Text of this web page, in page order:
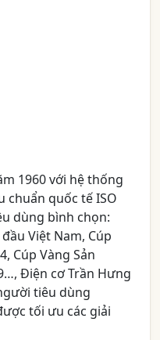
1960 với hệ thống
chuẩn quốc tế ISO
dùng bình chọn:
Việt Nam, Cúp
Cúp Vàng Sản
Điện cơ Trần Hưng
tiêu dùng
tối ưu các giải